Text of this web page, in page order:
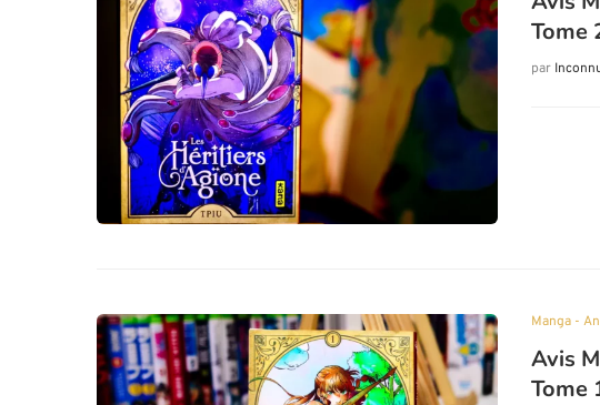
Tome
par
Manga -
Avis
Tome